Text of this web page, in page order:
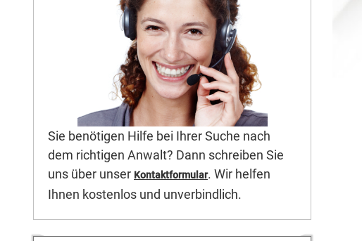
Sie benötigen Hilfe bei Ihrer Suche nach
dem richtigen Anwalt? Dann schreiben Sie
uns über unser Kontaktformular. Wir helfen
Ihnen kostenlos und unverbindlich.